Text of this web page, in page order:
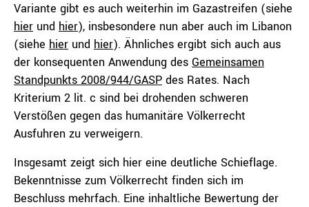
Variante gibt es auch weiterhin im Gazastreifen (siehe
hier und hier), insbesondere nun aber auch im Libanon
(siehe hier und hier). Ähnliches ergibt sich auch aus
der konsequenten Anwendung des Gemeinsamen
Standpunkts 2008/944/GASP des Rates. Nach
Kriterium 2 lit. c sind bei drohenden schweren
Verstößen gegen das humanitäre Völkerrecht
Ausfuhren zu verweigern.
Insgesamt zeigt sich hier eine deutliche Schieflage.
Bekenntnisse zum Völkerrecht finden sich im
Beschluss mehrfach. Eine inhaltliche Bewertung der